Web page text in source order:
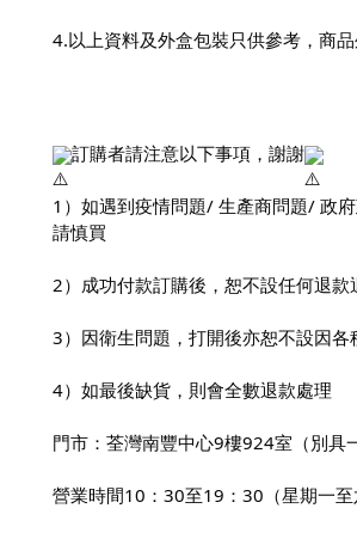
4.以上資料及外盒包裝只供參考，商
訂購者請注意以下事項，謝謝
1）如遇到疫情問題/ 生產商問題/ 政
請慎買
2）成功付款訂購後，恕不設任何退款
3）因衛生問題，打開後亦恕不設因
4）如最後缺貨，則會全數退款處理
門市：荃灣南豐中心9樓924室（別具
營業時間10：30至19：30（星期一至